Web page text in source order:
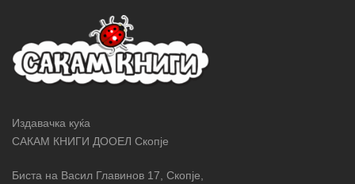
Издавачка куќа
САКАМ КНИГИ ДООЕЛ Скопје
Биста на Васил Главинов 17, Скопје,